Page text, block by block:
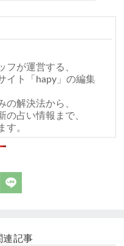
フが運営する、
イト「hapy」の編集
の解決法から、
の占い情報まで、
す。
連記事